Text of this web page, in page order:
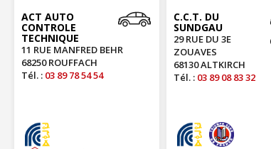
ACT AUTO
CONTROLE
TECHNIQUE
11 RUE MANFRED BEHR
68250 ROUFFACH
Tél. : 03 89 78 54 54
C.C.T. DU
SUNDGAU
29 RUE DU 3E
ZOUAVES
68130 ALTKIRCH
Tél. : 03 89 08 83 32